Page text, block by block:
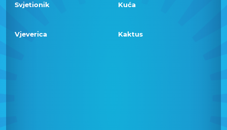
Svjetionik Kuća
Vjeverica Kaktus